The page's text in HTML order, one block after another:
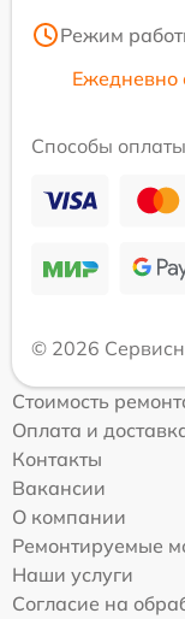
Режим
Ежедневно
Способы оплаты
© 2026
Стоимость
Оплата и
Контакты
Вакансии
О компании
Ремонтируемые
Наши услуги
Согласие на